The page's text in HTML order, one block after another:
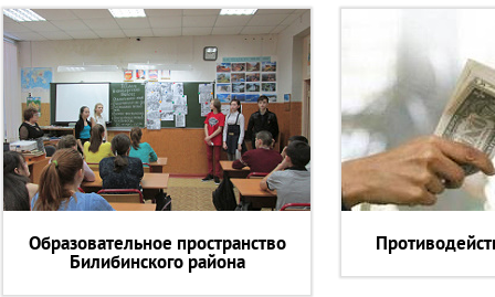
Образовательное пространство
Билибинского района